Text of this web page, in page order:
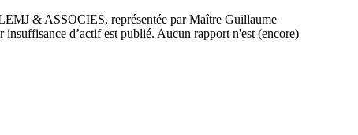
& ASSOCIES, représentée par Maître Guillaume
d’actif est publié. Aucun rapport n'est (encore)